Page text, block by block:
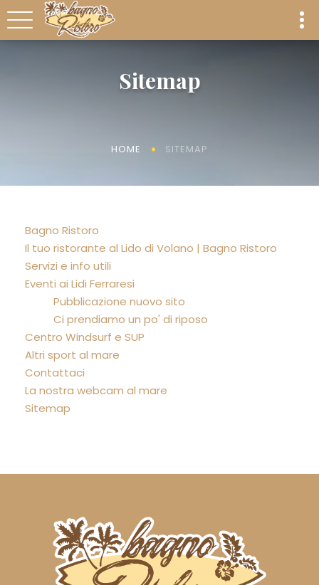
Sitemap
HOME SITEMAP
Bagno Ristoro
Il tuo ristorante al Lido di Volano | Bagno Ristoro
Servizi e info utili
Eventi ai Lidi Ferraresi
Pubblicazione nuovo sito
Ci prendiamo un po' di riposo
Centro Windsurf e SUP
Altri sport al mare
Contattaci
La nostra webcam al mare
Sitemap